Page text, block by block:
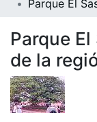
Parque
de la